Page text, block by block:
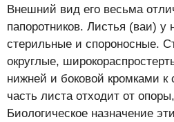
Внешний вид его весьма
папоротников. Листья (ваи) у
стерильные и спороносные.
округлые,
нижней и боковой кромками к
часть листа отходит от
Биологическое назначение